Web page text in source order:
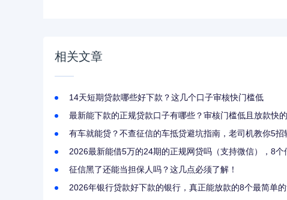
相关文章
14天短期贷款哪些好下款？这几个口子审核快门槛低
最新能下款的正规贷款口子有哪些？审核门槛低且放款快
有车就能贷？不查征信的车抵贷避坑指南，老司机教你5招
2026最新能借5万的24期的正规网贷吗（支持微信），8
征信黑了还能当担保人吗？这几点必须了解！
2026年银行贷款好下款的银行，真正能放款的8个最简单